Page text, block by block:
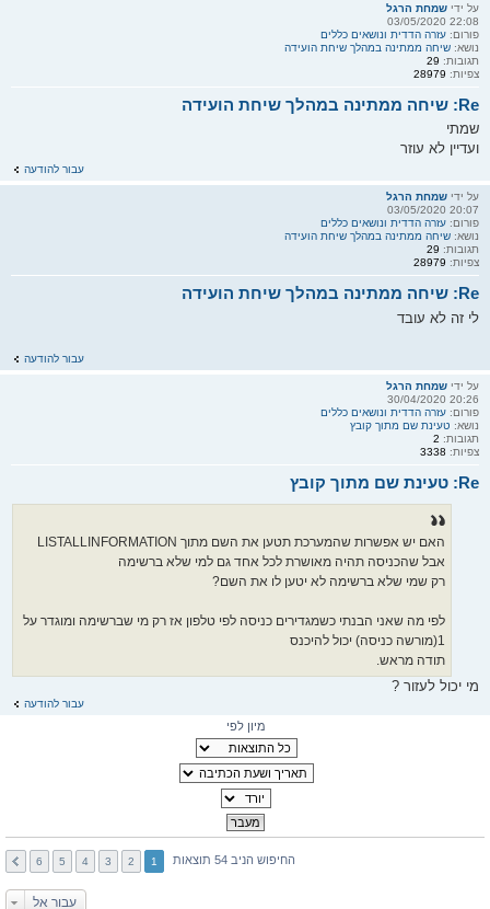
על ידי שמחת הרגל
22:08 03/05/2020
פורום: עזרה הדדית ונושאים כללים
נושא: שיחה ממתינה במהלך שיחת הועידה
תגובות: 29
צפיות: 28979
Re: שיחה ממתינה במהלך שיחת הועידה
שמתי
ועדיין לא עוזר
עבור להודעה
על ידי שמחת הרגל
20:07 03/05/2020
פורום: עזרה הדדית ונושאים כללים
נושא: שיחה ממתינה במהלך שיחת הועידה
תגובות: 29
צפיות: 28979
Re: שיחה ממתינה במהלך שיחת הועידה
לי זה לא עובד
עבור להודעה
על ידי שמחת הרגל
20:26 30/04/2020
פורום: עזרה הדדית ונושאים כללים
נושא: טעינת שם מתוך קובץ
תגובות: 2
צפיות: 3338
Re: טעינת שם מתוך קובץ
האם יש אפשרות שהמערכת תטען את השם מתוך LISTALLINFORMATION
אבל שהכניסה תהיה מאושרת לכל אחד גם למי שלא ברשימה
רק שמי שלא ברשימה לא יטען לו את השם?
לפי מה שאני הבנתי כשמגדירים כניסה לפי טלפון אז רק מי שברשימה ומוגדר על
1(מורשה כניסה) יכול להיכנס
תודה מראש.
מי יכול לעזור ?
עבור להודעה
מיון לפי
החיפוש הניב 54 תוצאות 1
2
3
4
5
6
עבור אל